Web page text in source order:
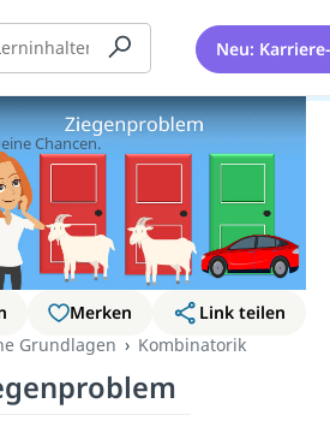
Neu:
Merken
Link teilen
Grundlagen
Kombinatorik
Chancen.